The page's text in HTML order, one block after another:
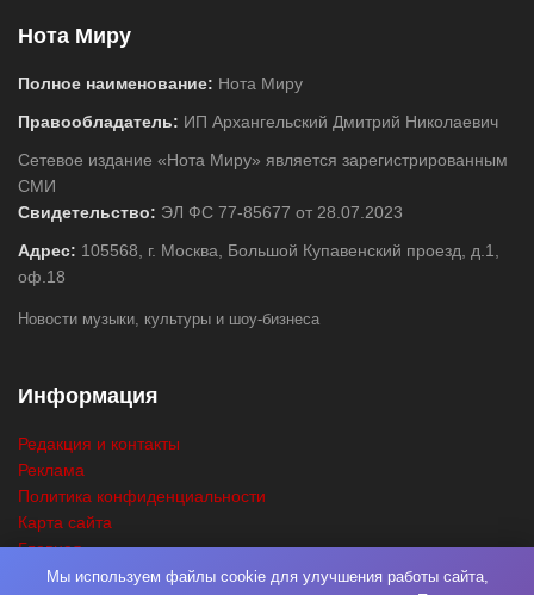
Нота Миру
Полное наименование: Нота Миру
Правообладатель: ИП Архангельский Дмитрий Николаевич
Сетевое издание «Нота Миру» является зарегистрированным
СМИ
Свидетельство: ЭЛ ФС 77-85677 от 28.07.2023
Адрес: 105568, г. Москва, Большой Купавенский проезд, д.1,
оф.18
Новости музыки, культуры и шоу-бизнеса
Информация
Редакция и контакты
Реклама
Политика конфиденциальности
Карта сайта
Главная
ПоискМы используем файлы cookie для улучшения работы сайта,